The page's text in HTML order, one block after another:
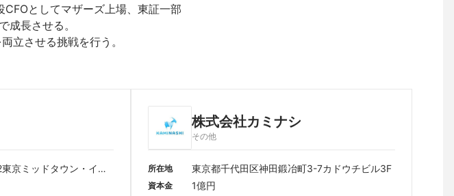
としてマザーズ上場、東証一部
長させる。
立させる挑戦を行う。
京ミッドタウン・イー
株式会社カミナシ
その他
所在地 東京都千代田区神田鍛冶町3-7カドウチビル3F
資本金 1億円